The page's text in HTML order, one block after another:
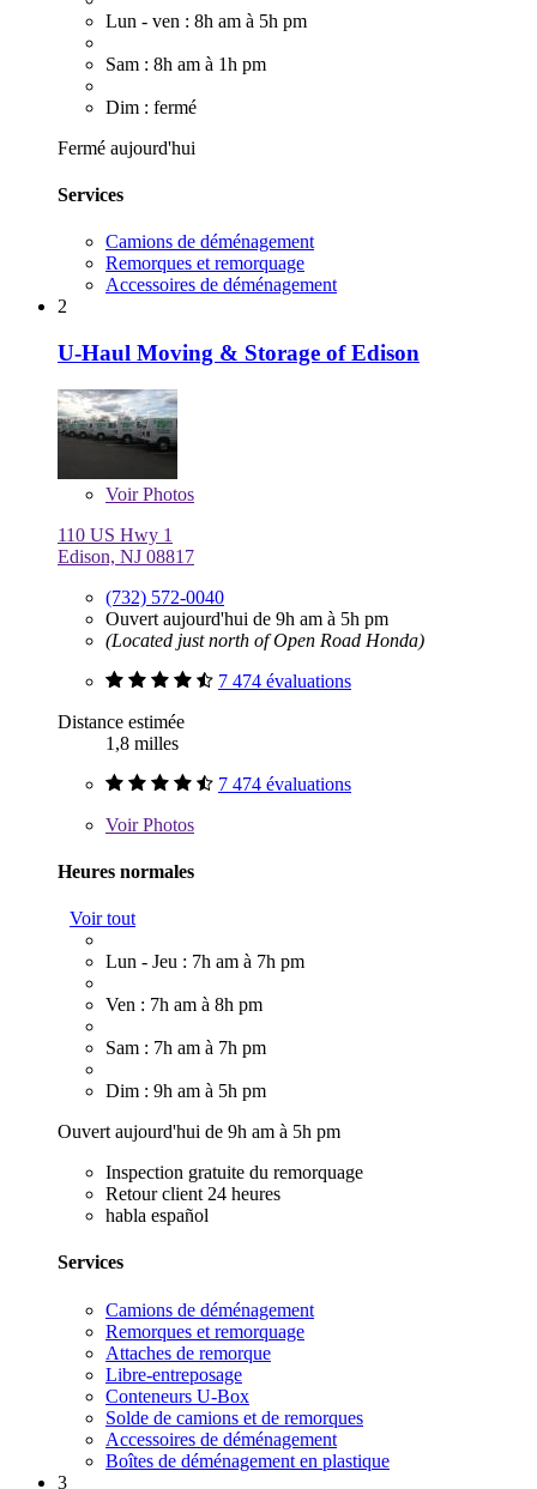
Lun - ven : 8h am à 5h pm
Sam : 8h am à 1h pm
Dim : fermé
Fermé aujourd'hui
Services
Camions de déménagement
Remorques et remorquage
Accessoires de déménagement
2
U-Haul Moving & Storage of Edison
VoirPhotos
110 US Hwy 1
Edison, NJ 08817
(732) 572-0040
Ouvert aujourd'hui de 9h am à 5h pm
(Located just north of Open Road Honda)
7 474 évaluations
Distance estimée
1,8 milles
7 474 évaluations
VoirPhotos
Heures normales
Voir tout
Lun - Jeu : 7h am à 7h pm
Ven : 7h am à 8h pm
Sam : 7h am à 7h pm
Dim : 9h am à 5h pm
Ouvert aujourd'hui de 9h am à 5h pm
Inspection gratuite du remorquage
Retour client 24 heures
habla español
Services
Camions de déménagement
Remorques et remorquage
Attaches de remorque
Libre-entreposage
Conteneurs U-Box
Solde de camions et de remorques
Accessoires de déménagement
Boîtes de déménagement en plastique
3